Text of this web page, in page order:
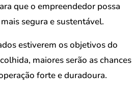
que o empreendedor possa
segura e sustentável.
estiverem os objetivos do
maiores serão as chances
forte e duradoura.